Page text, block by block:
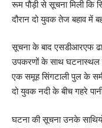
रूम पौड़ी से सूचना मिली कि
दौरान दो युवक तेज बहाव में
सूचना के बाद एसडीआरएफ
उपकरणों के साथ घटनास्थल
एक समूह सिंगटाली पुल के
दो युवक नदी के बीच गहरे
घटना की सूचना उनके